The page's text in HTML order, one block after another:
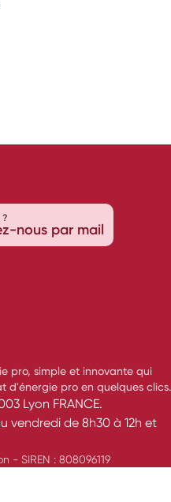
LinkedIn
Youtube
sur Instagram
nous par mail
pro, simple et innovante qui
d'énergie pro en quelques clics.
Lyon FRANCE.
vendredi de 8h30 à 12h et
- SIREN : 808096119